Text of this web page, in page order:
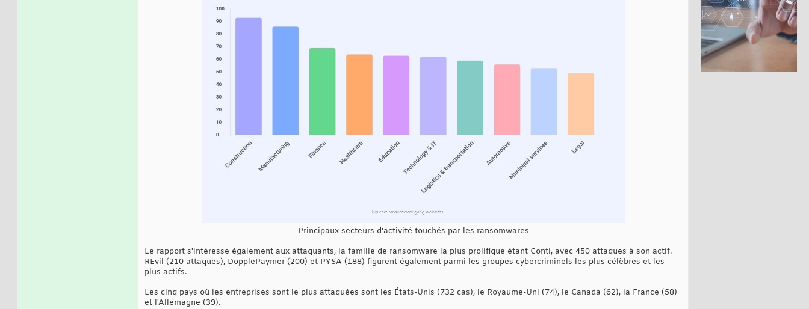
Principaux secteurs d'activité touchés par les ransomwares
Le rapport s'intéresse également aux attaquants, la famille de ransomware la plus prolifique étant Conti, avec 450 attaques à son actif.
REvil (210 attaques), DopplePaymer (200) et PYSA (188) figurent également parmi les groupes cybercriminels les plus célèbres et les
plus actifs.
Les cinq pays où les entreprises sont le plus attaquées sont les États-Unis (732 cas), le Royaume-Uni (74), le Canada (62), la France (58)
et l'Allemagne (39).